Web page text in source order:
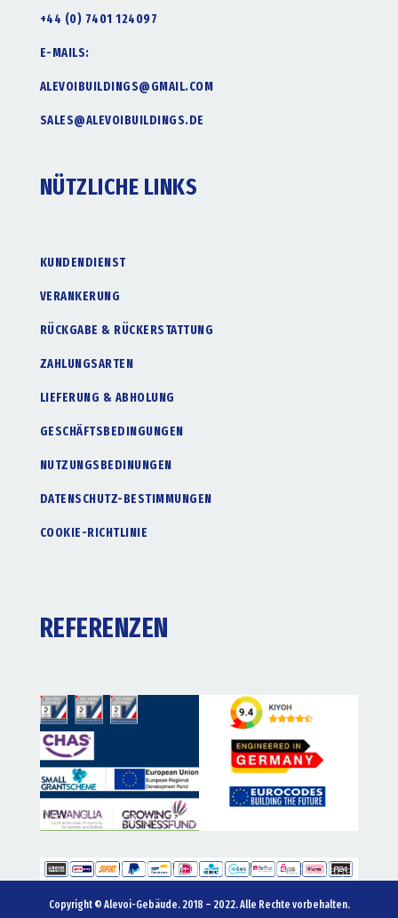
+44 (0) 7401 124097
E-MAILS:
ALEVOIBUILDINGS@GMAIL.COM
SALES@ALEVOIBUILDINGS.DE
NÜTZLICHE LINKS
KUNDENDIENST
VERANKERUNG
RÜCKGABE & RÜCKERSTATTUNG
ZAHLUNGSARTEN
LIEFERUNG & ABHOLUNG
GESCHÄFTSBEDINGUNGEN
NUTZUNGSBEDINUNGEN
DATENSCHUTZ-BESTIMMUNGEN
COOKIE-RICHTLINIE
REFERENZEN
Copyright © Alevoi-Gebäude. 2018 – 2022. Alle Rechte vorbehalten.